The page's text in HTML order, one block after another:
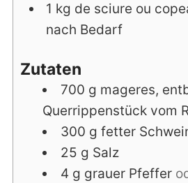
1 kg de sciure ou
nach Bedarf
Zutaten
700 g mageres,
Querrippenstück vom
300 g fetter
25 g Salz
4 g grauer Pfeffer